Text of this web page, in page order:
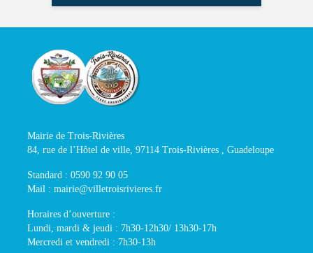
Mairie de Trois-Rivières
84, rue de l’Hôtel de ville, 97114 Trois-Rivières , Guadeloupe
Standard : 0590 92 90 05
Mail : mairie@villetroisrivieres.fr
Horaires d’ouverture :
Lundi, mardi & jeudi : 7h30-12h30/ 13h30-17h
Mercredi et vendredi : 7h30-13h